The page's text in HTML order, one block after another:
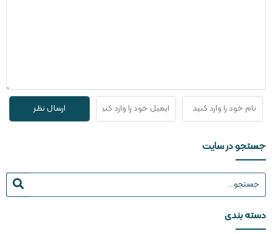
جستجو در سایت
دسته بندی